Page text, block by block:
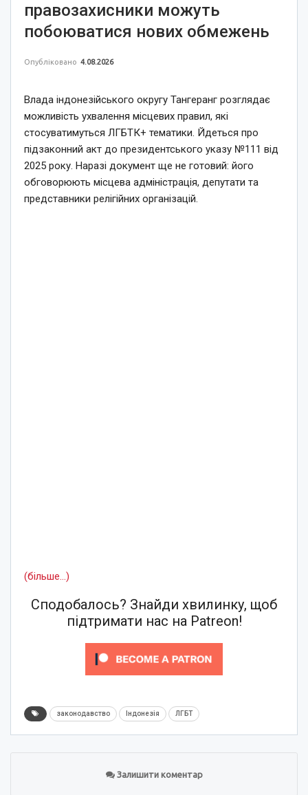
правозахисники можуть
побоюватися нових обмежень
Опубліковано 4.08.2026
Влада індонезійського округу Тангеранг розглядає
можливість ухвалення місцевих правил, які
стосуватимуться ЛГБТК+ тематики. Йдеться про
підзаконний акт до президентського указу №111 від
2025 року. Наразі документ ще не готовий: його
обговорюють місцева адміністрація, депутати та
представники релігійних організацій.
(більше…)
Сподобалось? Знайди хвилинку, щоб
підтримати нас на Patreon!
законодавство Індонезія ЛГБТ
Залишити коментар